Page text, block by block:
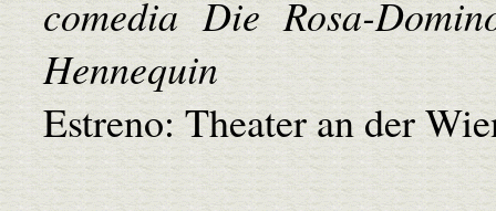
comedia Die Rosa-
Hennequin
Estreno: Theater an der